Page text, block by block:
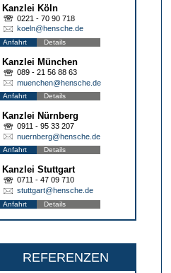
Kanzlei Köln
0221 - 70 90 718
koeln@hensche.de
Anfahrt Details
Kanzlei München
089 - 21 56 88 63
muenchen@hensche.de
Anfahrt Details
Kanzlei Nürnberg
0911 - 95 33 207
nuernberg@hensche.de
Anfahrt Details
Kanzlei Stuttgart
0711 - 47 09 710
stuttgart@hensche.de
Anfahrt Details
REFERENZEN